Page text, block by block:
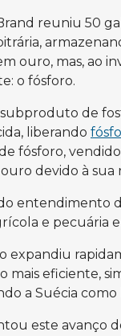
reuniu 50
ouro, mas, ao
o fósforo.
de
liberando
fósforo,
devido à sua
entendimento
e pecuária
expandiu
eficiente,
a Suécia
este avanço